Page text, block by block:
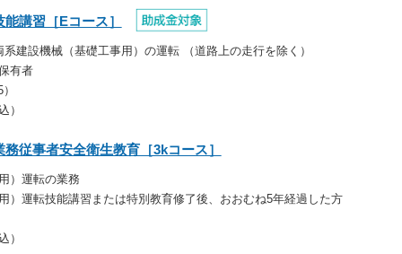
講習［Eコース］
建設機械（基礎工事用）の運転 （道路上の走行を除く）
有者
）
従事者安全衛生教育［3kコース］
）運転の業務
）運転技能講習または特別教育修了後、 おおむね5年経過 した方
）